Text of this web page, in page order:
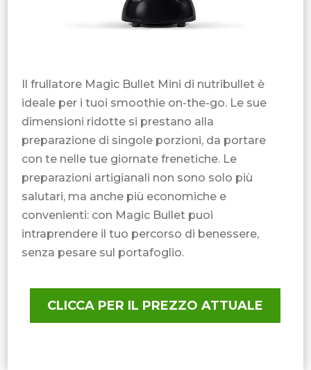
Il frullatore Magic Bullet Mini di nutribullet è
ideale per i tuoi smoothie on-the-go. Le sue
dimensioni ridotte si prestano alla
preparazione di singole porzioni, da portare
con te nelle tue giornate frenetiche. Le
preparazioni artigianali non sono solo più
salutari, ma anche più economiche e
convenienti: con Magic Bullet puoi
intraprendere il tuo percorso di benessere,
senza pesare sul portafoglio.
CLICCA PER IL PREZZO ATTUALE